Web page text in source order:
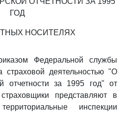
ГОД
НОСИТЕЛЯХ
Федеральной службы
страховой деятельностью "О
отчетности за 1995 год" от
представляют в
инспекции